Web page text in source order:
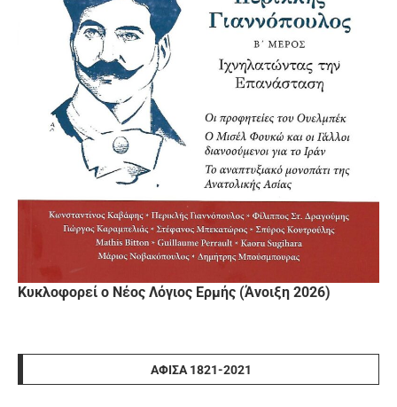
Κυκλοφορεί ο Νέος Λόγιος Ερμής (Άνοιξη 2026)
ΑΦΊΣΑ 1821-2021